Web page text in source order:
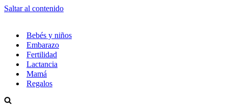
Saltar al contenido
Bebés y niños
Embarazo
Fertilidad
Lactancia
Mamá
Regalos